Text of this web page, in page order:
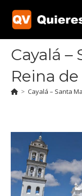
contenido
Cayalá –
Reina
> Cayalá – Santa